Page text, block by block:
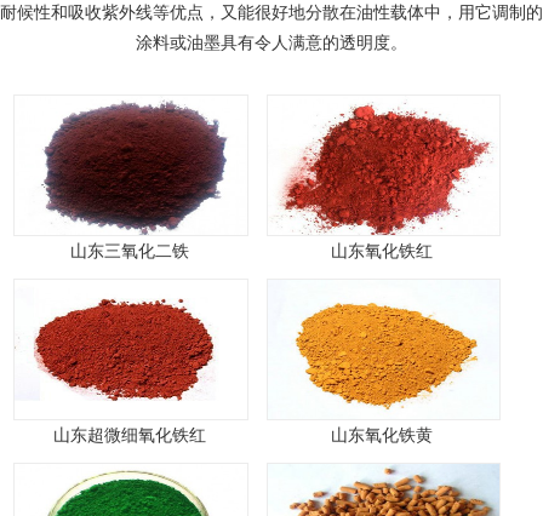
耐候性和吸收紫外线等优点，又能很好地分散在油性载体中，用它调制的
涂料或油墨具有令人满意的透明度。
山东三氧化二铁 山东氧化铁红
山东超微细氧化铁红 山东氧化铁黄